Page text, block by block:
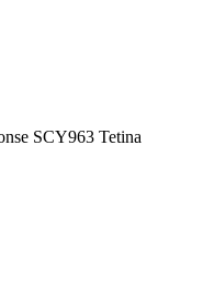
SCY963 Tetina